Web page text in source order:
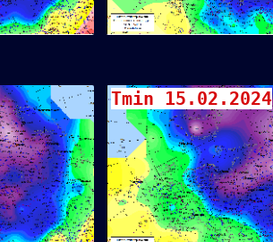
Tmin 15.02.2024